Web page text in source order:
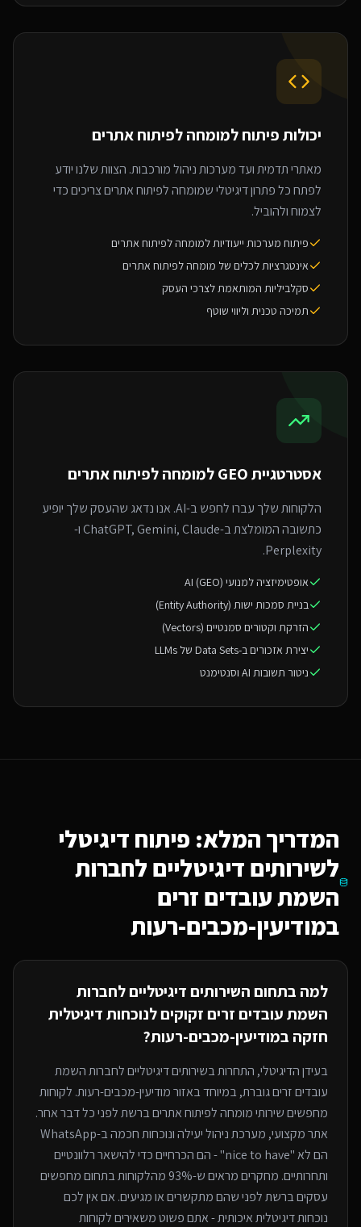
יכולות פיתוח למומחה לפיתוח אתרים
מאתרי תדמית ועד מערכות ניהול מורכבות. הצוות שלנו יודע
לפתח כל פתרון דיגיטלי שמומחה לפיתוח אתרים צריכים כדי
לצמוח ולהוביל.
פיתוח מערכות ייעודיות למומחה לפיתוח אתרים
אינטגרציות לכלים של מומחה לפיתוח אתרים
סקלביליות המותאמת לצרכי העסק
תמיכה טכנית וליווי שוטף
אסטרטגיית GEO ל מומחה לפיתוח אתרים
הלקוחות שלך עברו לחפש ב-AI. אנו נדאג שהעסק שלך יופיע
כתשובה המומלצת ב-ChatGPT, Gemini, Claude ו-
Perplexity.
אופטימיזציה למנועי AI (GEO)
בניית סמכות ישות (Entity Authority)
הזרקת וקטורים סמנטיים (Vectors)
יצירת אזכורים ב-Data Sets של LLMs
ניטור תשובות AI וסנטימנט
המדריך המלא: פיתוח דיגיטלי
לשירותים דיגיטליים לחברות
השמת עובדים זרים
במודיעין-מכבים-רעות
למה בתחום השירותים דיגיטליים לחברות
השמת עובדים זריםזקוקים לנוכחות דיגיטלית
חזקה במודיעין-מכבים-רעות?
בעידן הדיגיטלי, התחרות בשירותים דיגיטליים לחברות השמת
עובדים זריםגוברת, במיוחדבאזור מודיעין-מכבים-רעות. לקוחות
מחפשים שירותימומחה לפיתוח אתריםברשת לפני כל דבר אחר.
אתר מקצועי, מערכת ניהול יעילה ונוכחות חכמה ב-WhatsApp
הם לא "nice to have" - הם הכרחיים כדי להישאר רלוונטיים
ותחרותיים. מחקרים מראים ש-93% מהלקוחות בתחום מחפשים
עסקים ברשת לפני שהם מתקשרים או מגיעים. אם אין לכם
נוכחות דיגיטלית איכותית - אתם פשוט משאירים לקוחות